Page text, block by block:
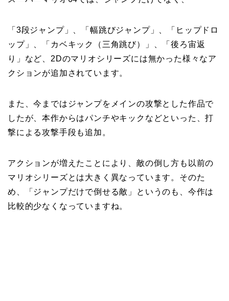
「3段ジャンプ」、「幅跳びジャンプ」、「ヒップドロ
ップ」、「カベキック（三角跳び）」、「後ろ宙返
り」など、2Dのマリオシリーズには無かった様々なア
クションが追加されています。
また、今まではジャンプをメインの攻撃とした作品で
したが、本作からはパンチやキックなどといった、打
撃による攻撃手段も追加。
アクションが増えたことにより、敵の倒し方も以前の
マリオシリーズとは大きく異なっています。そのた
め、「ジャンプだけで倒せる敵」というのも、今作は
比較的少なくなっていますね。